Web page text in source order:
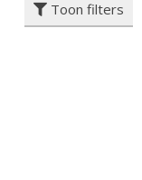
Toon filters